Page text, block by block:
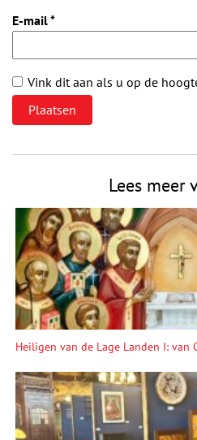
E-mail*
Vink dit aan als u op de
Lees meer
Heiligen van de Lage Landen I: van